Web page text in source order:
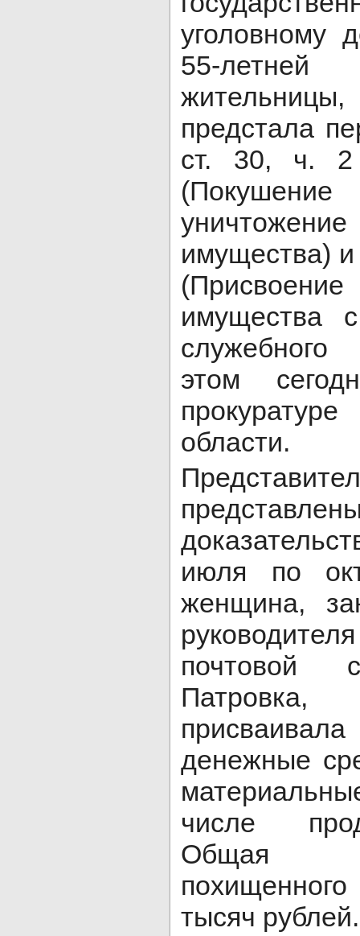
уголовному
55-
предстала
ст. 30, ч.
имущества)
имущества
этом
области.
июля по
женщина,
почтовой
Патровка,
денежные
числе
тысяч рублей.